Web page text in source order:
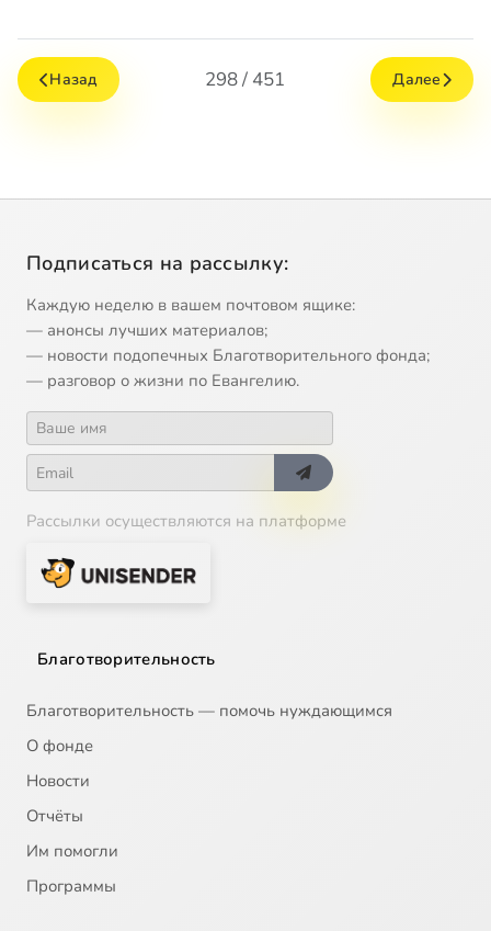
Назад 298 / 451 Далее
Подписаться на рассылку:
Каждую неделю в вашем почтовом ящике:
— анонсы лучших материалов;
— новости подопечных Благотворительного фонда;
— разговор о жизни по Евангелию.
Рассылки осуществляются на платформе
Благотворительность
Благотворительность — помочь нуждающимся
О фонде
Новости
Отчёты
Им помогли
Программы